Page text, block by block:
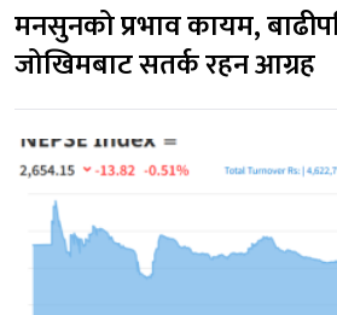
मनसुनको प्रभाव कायम,
जोखिमबाट सतर्क रहन आग्रह